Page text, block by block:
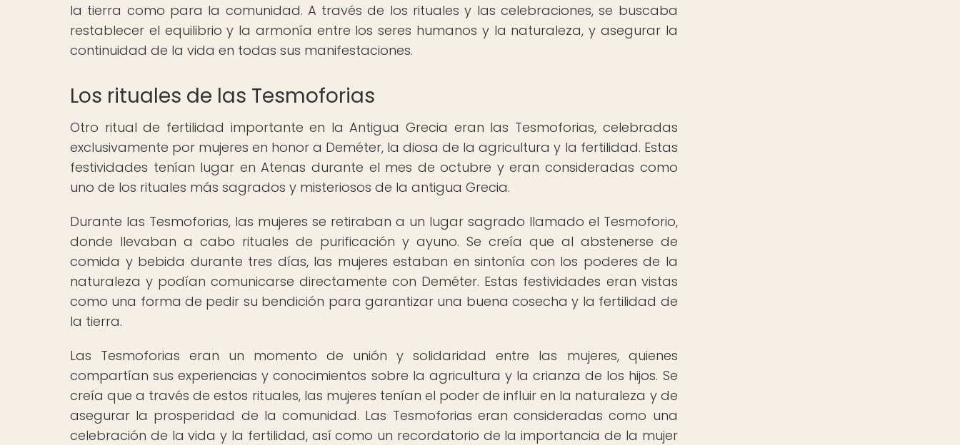
la tierra como para la comunidad. A través de los rituales y las celebraciones, se buscaba
restablecer el equilibrio y la armonía entre los seres humanos y la naturaleza, y asegurar la
continuidad de la vida en todas sus manifestaciones.
Los rituales de las Tesmoforias
Otro ritual de fertilidad importante en la Antigua Grecia eran las Tesmoforias, celebradas
exclusivamente por mujeres en honor a Deméter, la diosa de la agricultura y la fertilidad. Estas
festividades tenían lugar en Atenas durante el mes de octubre y eran consideradas como
uno de los rituales más sagrados y misteriosos de la antigua Grecia.
Durante las Tesmoforias, las mujeres se retiraban a un lugar sagrado llamado el Tesmoforio,
donde llevaban a cabo rituales de purificación y ayuno. Se creía que al abstenerse de
comida y bebida durante tres días, las mujeres estaban en sintonía con los poderes de la
naturaleza y podían comunicarse directamente con Deméter. Estas festividades eran vistas
como una forma de pedir su bendición para garantizar una buena cosecha y la fertilidad de
la tierra.
Las Tesmoforias eran un momento de unión y solidaridad entre las mujeres, quienes
compartían sus experiencias y conocimientos sobre la agricultura y la crianza de los hijos. Se
creía que a través de estos rituales, las mujeres tenían el poder de influir en la naturaleza y de
asegurar la prosperidad de la comunidad. Las Tesmoforias eran consideradas como una
celebración de la vida y la fertilidad, así como un recordatorio de la importancia de la mujer